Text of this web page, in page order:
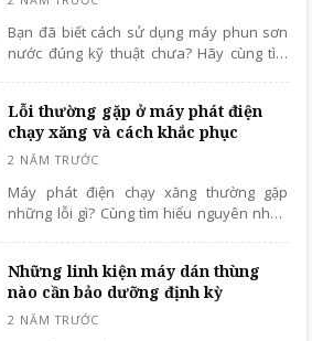
Bạn đã biết cách sử dụng máy phun sơn
nước đúng kỹ thuật chưa? Hãy cùng tìm
gian!
Lỗi thường gặp ở máy phát điện
chạy xăng và cách khắc phục
Máy phát điện chạy xăng thường gặp
những lỗi gì? Cùng tìm hiểu nguyên nhân
Những linh kiện máy dán thùng
nào cần bảo dưỡng định kỳ